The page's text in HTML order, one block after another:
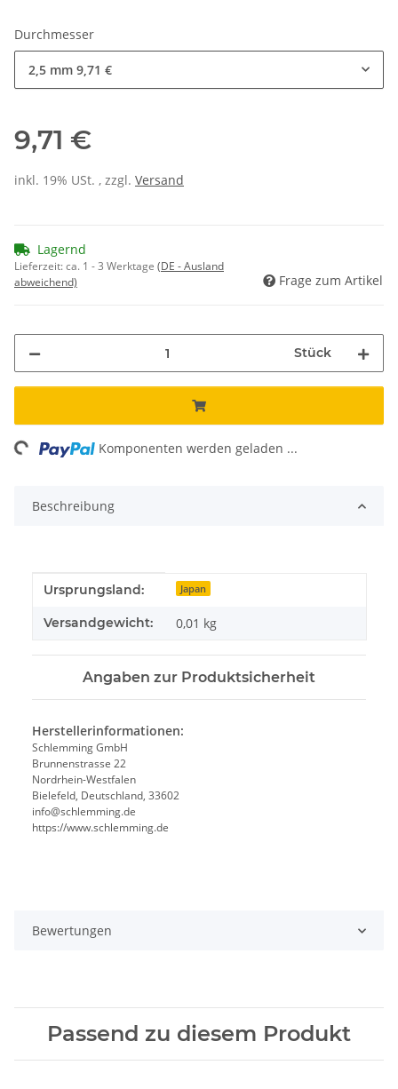
Durchmesser
2,5 mm 9,71 €
9,71 €
inkl. 19% USt. , zzgl. Versand
Lagernd
Lieferzeit:ca. 1 - 3 Werktage (DE - Ausland
abweichend)
Frage zum Artikel
Stück
Komponenten werden geladen ...
Beschreibung
Produkteigenschaft
Wert
Ursprungsland: Japan
Versandgewicht: 0,01 kg
Angaben zur Produktsicherheit
Herstellerinformationen:
Schlemming GmbH
Brunnenstrasse 22
Nordrhein-Westfalen
Bielefeld, Deutschland, 33602
info@schlemming.de
https://www.schlemming.de
Bewertungen
Passend zu diesem Produkt